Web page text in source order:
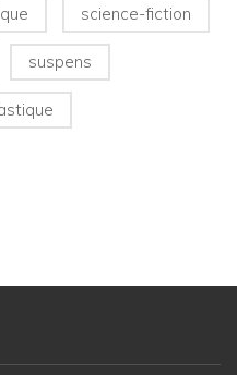
science-fiction
suspens